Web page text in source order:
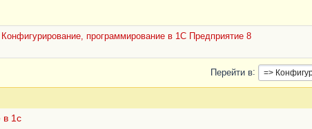
Конфигурирование, программирование в 1С Предприятие 8
Перейти в
в 1с